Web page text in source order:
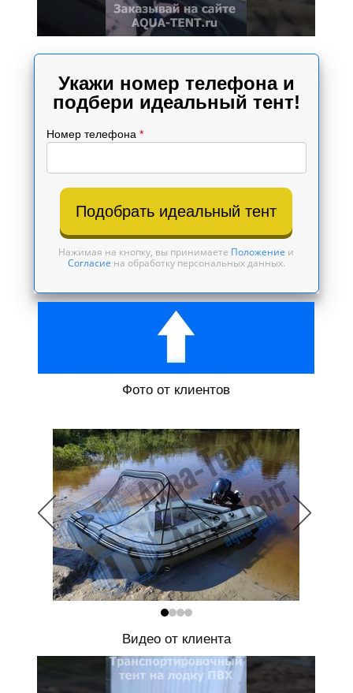
Укажи номер телефона и
подбери идеальный тент!
Номер телефона *
Подобрать идеальный тент
Нажимая на кнопку, вы принимаете Положение и
Согласие на обработку персональных данных.
Фото от клиентов
Видео от клиента